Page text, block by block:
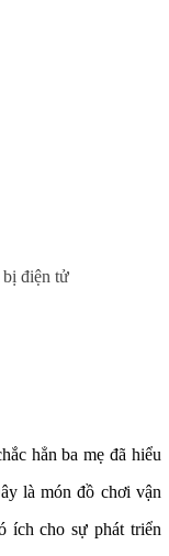
điện tử
hẳn ba mẹ đã hiểu
là món đồ chơi vận
ích cho sự phát triển